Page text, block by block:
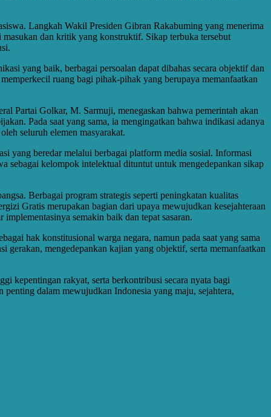
Langkah Wakil Presiden Gibran Rakabuming yang menerima
dan kritik yang konstruktif. Sikap terbuka tersebut
yang baik, berbagai persoalan dapat dibahas secara objektif dan
ruang bagi pihak-pihak yang berupaya memanfaatkan
Partai Golkar, M. Sarmuji, menegaskan bahwa pemerintah akan
Pada saat yang sama, ia mengingatkan bahwa indikasi adanya
seluruh elemen masyarakat.
yang beredar melalui berbagai platform media sosial. Informasi
sebagai kelompok intelektual dituntut untuk mengedepankan sikap
Berbagai program strategis seperti peningkatan kualitas
Gratis merupakan bagian dari upaya mewujudkan kesejahteraan
semakin baik dan tepat sasaran.
hak konstitusional warga negara, namun pada saat yang sama
gerakan, mengedepankan kajian yang objektif, serta memanfaatkan
kepentingan rakyat, serta berkontribusi secara nyata bagi
penting dalam mewujudkan Indonesia yang maju, sejahtera,